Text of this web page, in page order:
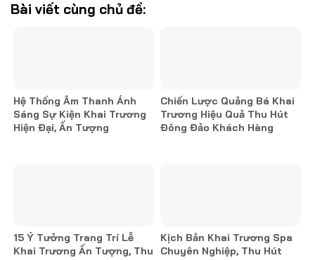
Bài viết cùng chủ đề:
Hệ Thống Âm Thanh Ánh
Sáng Sự Kiện Khai Trương
Hiện Đại, Ấn Tượng
Chiến Lược Quảng Bá Khai
Trương Hiệu Quả Thu Hút
Đông Đảo Khách Hàng
15 Ý Tưởng Trang Trí Lễ
Khai Trương Ấn Tượng, Thu
Kịch Bản Khai Trương Spa
Chuyên Nghiệp, Thu Hút